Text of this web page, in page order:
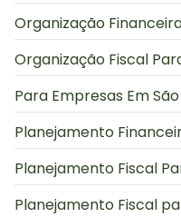
Organização
Organização Fiscal
Para Empresas Em
Planejamento
Planejamento Fiscal
Planejamento Fiscal